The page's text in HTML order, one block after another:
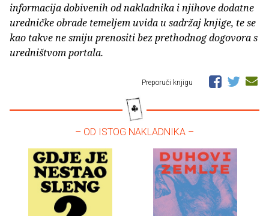
informacija dobivenih od nakladnika i njihove dodatne
uredničke obrade temeljem uvida u sadržaj knjige, te se
kao takve ne smiju prenositi bez prethodnog dogovora s
uredništvom portala.
Preporuči knjigu
– OD ISTOG NAKLADNIKA –